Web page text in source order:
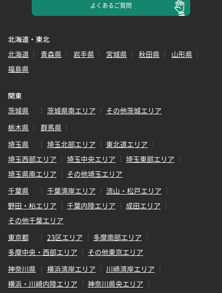
よくあるご質問
北海道・東北
北海道
青森県 岩手県 宮城県 秋田県
山形県
福島県
関東
茨城県
茨城県南エリア
その他茨城エリア
栃木県
群馬県
埼玉県
埼玉北部エリア
東北道エリア
埼玉西部エリア
埼玉中央エリア
埼玉東部エリア
埼玉県南エリア
その他埼玉エリア
千葉県
千葉湾岸エリア
流山・松戸エリア
野田・柏エリア
千葉内陸エリア
成田エリア
その他千葉エリア
東京都
23区エリア
多摩南部エリア
多摩中央・西部エリア
その他東京エリア
神奈川県
横浜湾岸エリア
川崎湾岸エリア
横浜・川崎内陸エリア
神奈川県央エリア